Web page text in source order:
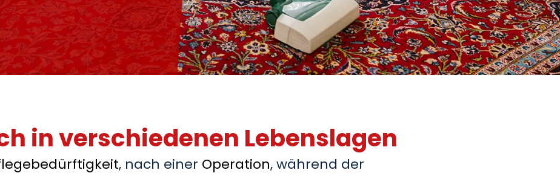
in verschiedenen Lebenslagen
, nach einer Operation, während der